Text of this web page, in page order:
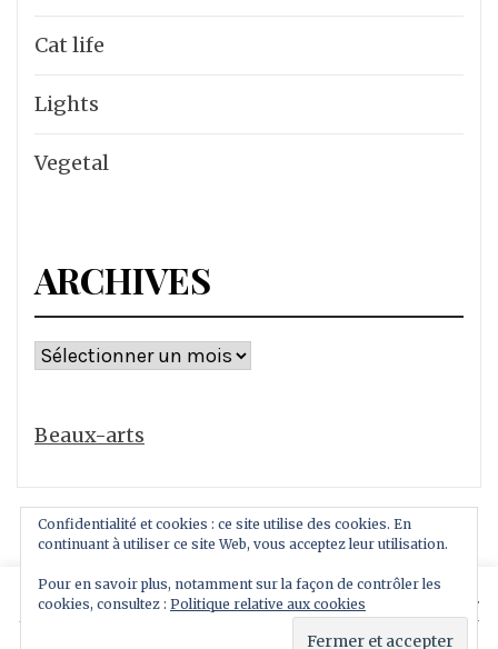
Cat life
Lights
Vegetal
ARCHIVES
Archives
Beaux-arts
Copyright All rights reserved
This website uses cookies to improve your experience.
Confidentialité et cookies : ce site utilise des cookies. En
continuant à utiliser ce site Web, vous acceptez leur utilisation.
Pour en savoir plus, notamment sur la façon de contrôler les
cookies, consultez : Politique relative aux cookies